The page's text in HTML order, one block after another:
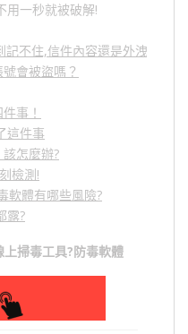
用一秒就被破解!
不住,信件內容還是外洩？」,
會被盜嗎？
事！
這件事
怎麼辦?
檢測!
軟體有哪些風險?
露?
掃毒工具?防毒軟體